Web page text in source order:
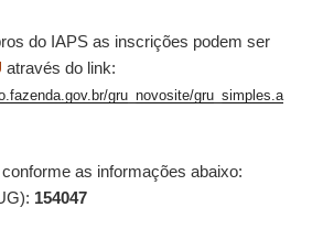
do IAPS as inscrições podem ser
através do link:
gru_novosite/gru_simples.a
as informações abaixo:
154047